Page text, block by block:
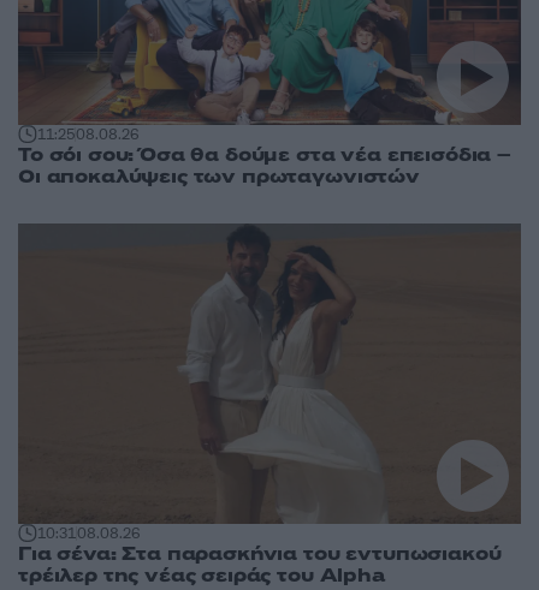
11:2508.08.26
Το σόι σου: Όσα θα δούμε στα νέα επεισόδια –
Οι αποκαλύψεις των πρωταγωνιστών
10:3108.08.26
Για σένα: Στα παρασκήνια του εντυπωσιακού
τρέιλερ της νέας σειράς του Alpha